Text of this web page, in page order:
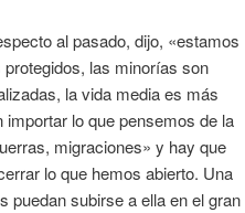
al pasado, dijo, «estamos
las minorías son
la vida media es más
lo que pensemos de la
migraciones» y hay que
lo que hemos abierto. Una
puedan subirse a ella en el gran